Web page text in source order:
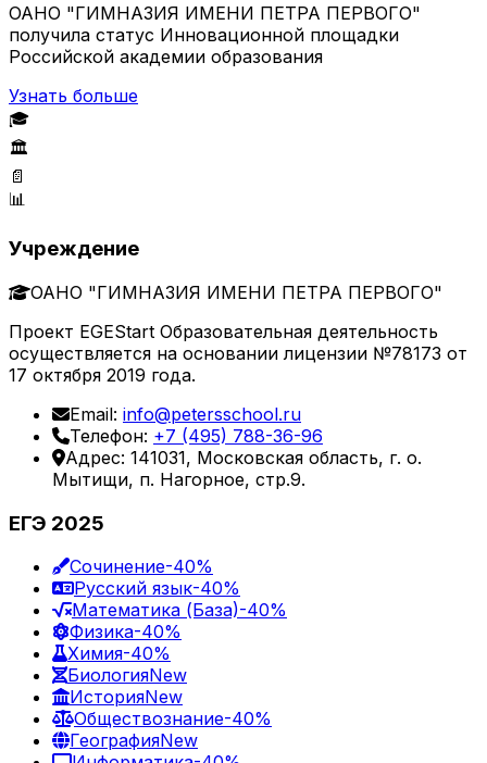
ОАНО "ГИМНАЗИЯ ИМЕНИ ПЕТРА ПЕРВОГО"
получила статус Инновационной площадки
Российской академии образования
Узнать больше
🎓
🏛️
📄
📊
Учреждение
ОАНО "ГИМНАЗИЯ ИМЕНИ ПЕТРА ПЕРВОГО"
Проект EGEStart Образовательная деятельность
осуществляется на основании лицензии №78173 от
17 октября 2019 года.
Email: info@petersschool.ru
Телефон: +7 (495) 788-36-96
Адрес: 141031, Московская область, г. о.
Мытищи, п. Нагорное, стр.9.
ЕГЭ 2025
Сочинение-40%
Русский язык-40%
Математика (База)-40%
Физика-40%
Химия-40%
БиологияNew
ИсторияNew
Обществознание-40%
ГеографияNew